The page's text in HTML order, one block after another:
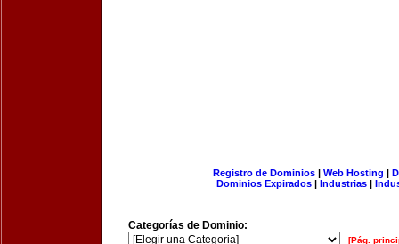
Registro de Dominios| Web Hosting |
Dominios Expirados | Industrias |
Categorías de Dominio:
[Pág.